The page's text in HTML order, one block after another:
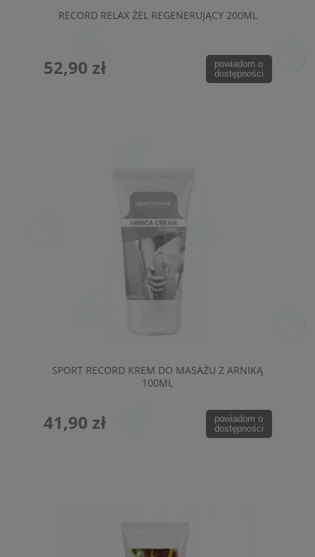
RECORD RELAX ŻEL REGENERUJĄCY 200ML
52,90 zł
powiadom o
dostępności
SPORT RECORD KREM DO MASAŻU Z ARNIKĄ
100ML
41,90 zł
powiadom o
dostępności